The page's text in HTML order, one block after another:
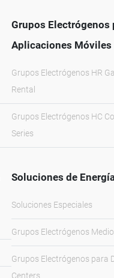
Grupos Electrógenos
Aplicaciones Móviles
Grupos Electrógenos HR
Rental
Grupos Electrógenos HC
Series
Soluciones de
Soluciones Especiales
Grupos Electrógenos
Grupos Electrógenos para